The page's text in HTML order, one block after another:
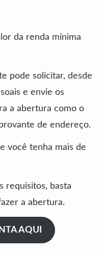
da renda mínima
pode solicitar, desde
e envie os
a abertura como o
de endereço.
você tenha mais de
requisitos, basta
a abertura.
AQUI